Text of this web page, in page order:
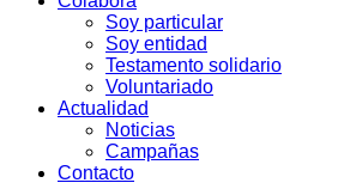
Soy particular
Soy entidad
Testamento solidario
Voluntariado
Actualidad
Noticias
Campañas
Contacto